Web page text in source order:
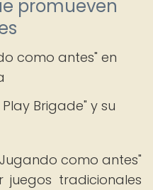
promueven
como antes" en
Brigade" y su
como antes"
tradicionales